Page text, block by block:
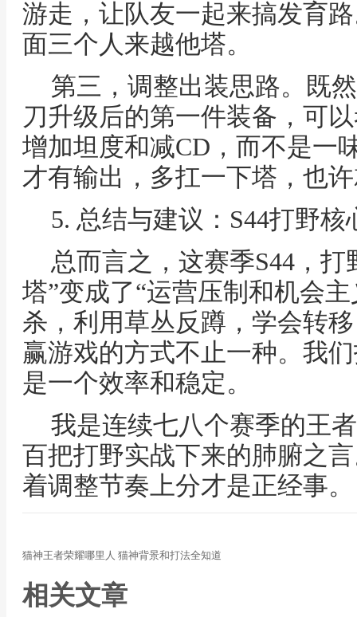
游走，让队友一起来搞发育
面三个人来越他塔。
第三，调整出装思路。既
刀升级后的第一件装备，可
增加坦度和减CD，而不是一
才有输出，多扛一下塔，也
5. 总结与建议：S44打野核
总而言之，这赛季S44，
塔”变成了“运营压制和机会
杀，利用草丛反蹲，学会转
赢游戏的方式不止一种。我
是一个效率和稳定。
我是连续七八个赛季的王
百把打野实战下来的肺腑之
着调整节奏上分才是正经事。
猫神王者荣耀哪里人 猫神背景和打法全知道
相关文章